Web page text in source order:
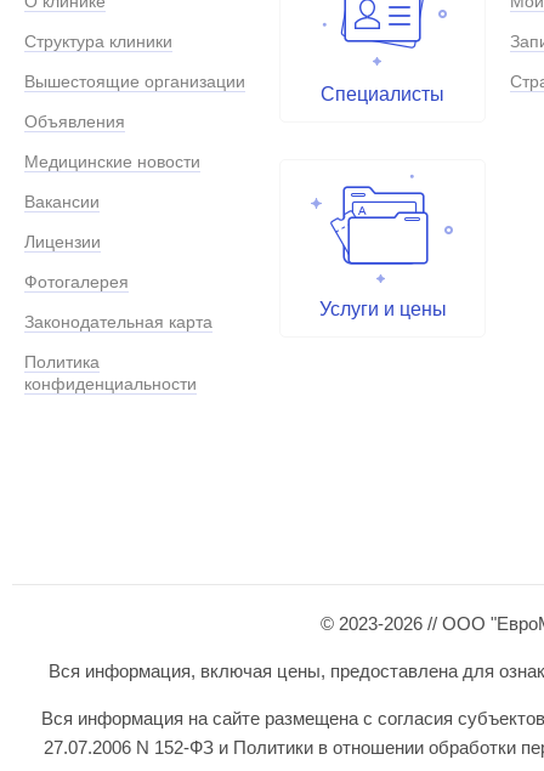
Структура клиники
Вышестоящие организации
Объявления
Медицинские новости
Вакансии
Лицензии
Фотогалерея
Законодательная карта
Политика
конфиденциальности
Специалисты
Услуги и цены
© 2023-2026 // ООО
Вся информация, включая цены, предоставлена для
Вся информация на сайте размещена с согласия
27.07.2006 N 152-ФЗ и Политики в отношении обработки